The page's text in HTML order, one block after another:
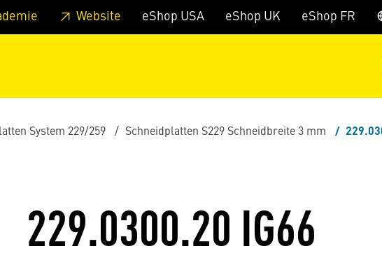
Springe zum Hauptmenu Springe zur Suche
Website eShop USA eShop UK eShop FR
System 229/259 Schneidplatten S229 Schneidbreite 3 mm
229.0300.20 IG66